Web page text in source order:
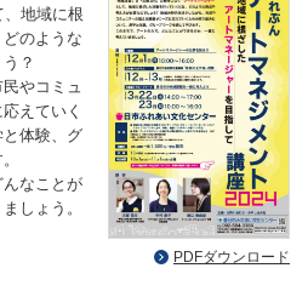
、地域に根
のような
？
やコミュ
えていく
体験、グ
なことが
しょう。
PDFダウンロード